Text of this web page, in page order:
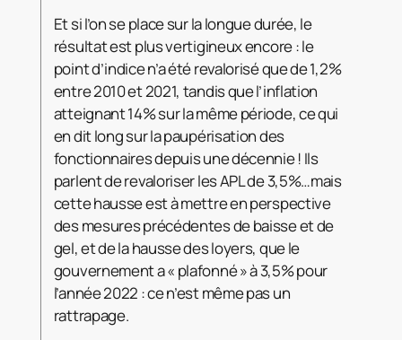
Et si l’on se place sur la longue durée, le
résultat est plus vertigineux encore : le
point d’indice n’a été revalorisé que de 1,2%
entre 2010 et 2021, tandis que l’inflation
atteignant 14% sur la même période, ce qui
en dit long sur la paupérisation des
fonctionnaires depuis une décennie ! Ils
parlent de revaloriser les APL de 3,5%…mais
cette hausse est à mettre en perspective
des mesures précédentes de baisse et de
gel, et de la hausse des loyers, que le
gouvernement a « plafonné » à 3,5% pour
l’année 2022 : ce n’est même pas un
rattrapage.